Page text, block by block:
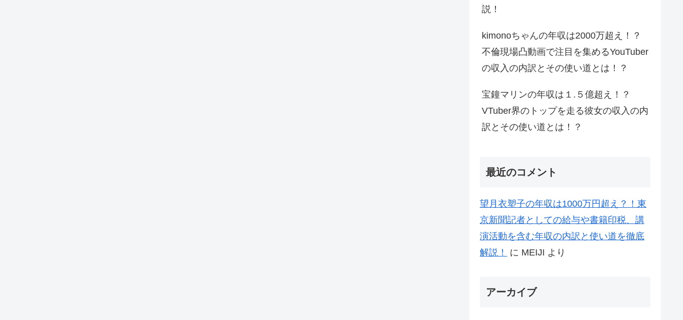
説！
kimonoちゃんの年収は2000万超え！？
不倫現場凸動画で注目を集めるYouTuber
の収入の内訳とその使い道とは！？
宝鐘マリンの年収は１.５億超え！？
VTuber界のトップを走る彼女の収入の内
訳とその使い道とは！？
最近のコメント
望月衣塑子の年収は1000万円超え？！東
京新聞記者としての給与や書籍印税、講
演活動を含む年収の内訳と使い道を徹底
解説！
に MEIJI より
アーカイブ